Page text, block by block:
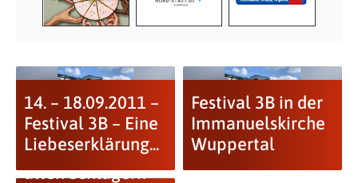
14. – 18.09.2011 –
Festival 3B – Eine
Liebeserklärung...
Festival 3B in der
Immanuelskirche
Wuppertal
Einladung zu
alten Schlagern